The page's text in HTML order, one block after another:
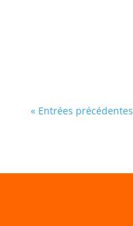
« Entrées précédentes